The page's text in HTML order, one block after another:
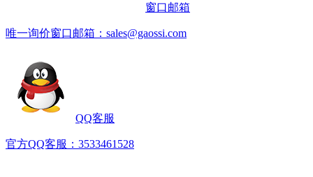
窗口邮箱
唯一询价窗口邮箱：sales@gaossi.com
QQ客服
官方QQ客服：3533461528